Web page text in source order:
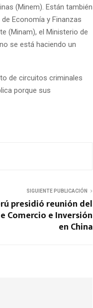
(Minem). Están también
Economía y Finanzas
(Minam), el Ministerio de
se está haciendo un
de circuitos criminales
porque sus
SIGUIENTE PUBLICACIÓN
presidió reunión del
Comercio e Inversión
en China